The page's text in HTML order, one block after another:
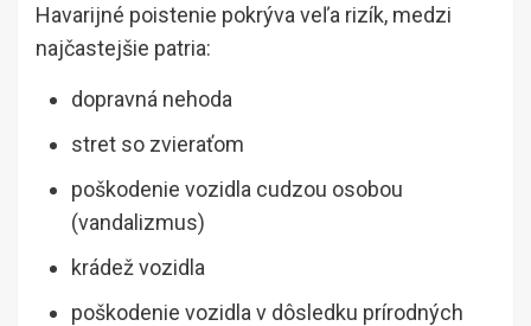
Havarijné poistenie pokrýva veľa rizík, medzi
najčastejšie patria:
dopravná nehoda
stret so zvieraťom
poškodenie vozidla cudzou osobou
(vandalizmus)
krádež vozidla
poškodenie vozidla v dôsledku prírodných